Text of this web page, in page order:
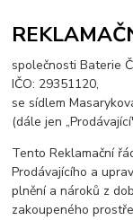
společnosti Baterie
IČO: 29351120,
se sídlem
(dále jen
Tento Reklamační
Prodávajícího a
plnění a nároků z
zakoupeného